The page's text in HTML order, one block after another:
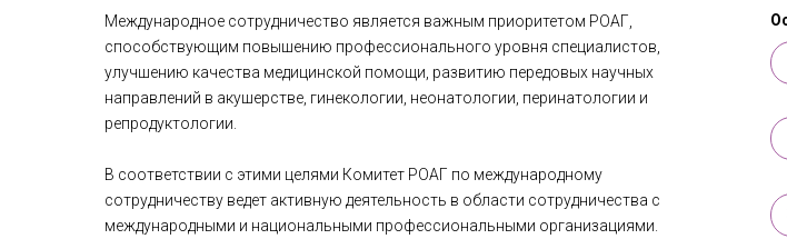
Международное сотрудничество является важным приоритетом РОАГ,
способствующим повышению профессионального уровня специалистов,
улучшению качества медицинской помощи, развитию передовых научных
направлений в акушерстве, гинекологии, неонатологии, перинатологии и
репродуктологии.
В соответствии с этими целями Комитет РОАГ по международному
сотрудничеству ведет активную деятельность в области сотрудничества с
международными и национальными профессиональными организациями.